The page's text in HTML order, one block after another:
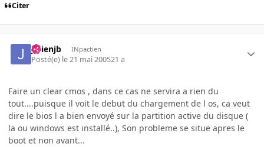
Citer
julienjb INpactien
Posté(e) le 21 mai 200521 a
Faire un clear cmos , dans ce cas ne servira a rien du
tout....puisque il voit le debut du chargement de l os, ca veut
dire le bios l a bien envoyé sur la partition active du disque (
la ou windows est installé..), Son probleme se situe apres le
boot et non avant...